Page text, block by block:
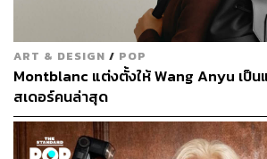
ART & DESIGN / POP
Montblanc แต่งตั้งให้ Wang Anyu เป็
สเดอร์คนล่าสุด